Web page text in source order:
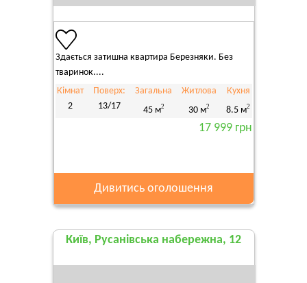
Здається затишна квартира Березняки. Без
тваринок....
Кімнат
2
Поверх:
13/17
Загальна
45 м2
Житлова
30 м2
Кухня
8.5 м2
17 999 грн
Дивитись оголошення
Київ, Русанівська набережна, 12